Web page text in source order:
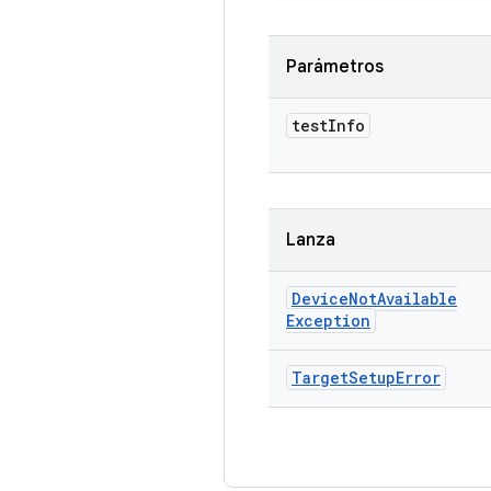
Parámetros
testInfo
Lanza
DeviceNotAvailable
Exception
TargetSetupError